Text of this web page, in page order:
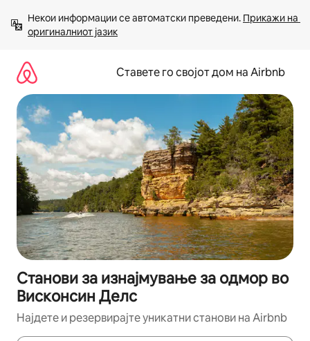
содржина
Некои информации се автоматски преведени. Прикажи на
оригиналниот јазик
Ставете го својот дом на Airbnb
Станови за изнајмување за одмор во
Висконсин Делс
Најдете и резервирајте уникатни станови на Airbnb